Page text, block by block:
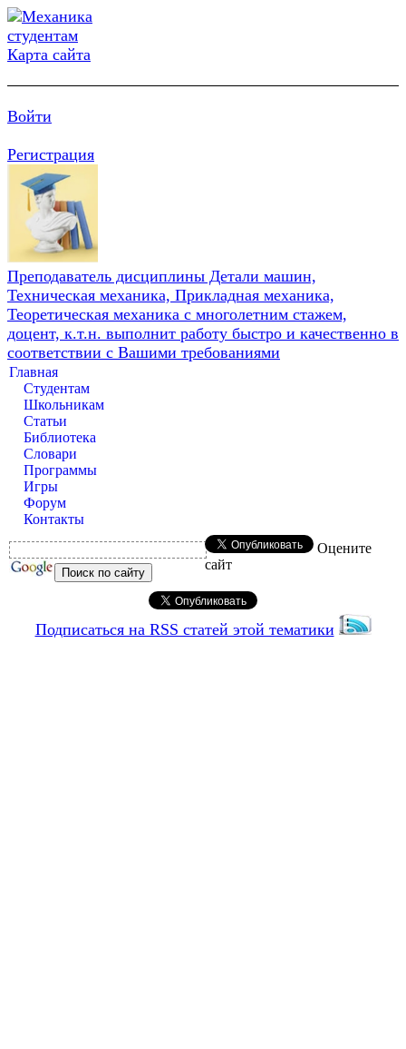
Карта сайта
Войти
Регистрация
Преподаватель дисциплины Детали машин,
Техническая механика, Прикладная механика,
Теоретическая механика с многолетним стажем,
доцент, к.т.н. выполнит работу быстро и качественно в
соответствии с Вашими требованиями
Главная
Студентам
Школьникам
Статьи
Библиотека
Словари
Программы
Игры
Форум
Контакты
Оцените
сайт
Подписаться на RSS статей этой тематики